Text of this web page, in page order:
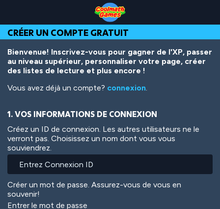
Top
of
Page
Navigation
Main
Content
Footer
contenu
principal
CRÉER UN COMPTE GRATUIT
Bienvenue! Inscrivez-vous pour gagner de l'XP, passer
au niveau supérieur, personnaliser votre page, créer
des listes de lecture et plus encore !
Vous avez déjà un compte? connexion.
1. VOS INFORMATIONS DE CONNEXION
Créez un ID de connexion. Les autres utilisateurs ne le
verront pas. Choisissez un nom dont vous vous
souviendrez.
Créer un mot de passe. Assurez-vous de vous en
souvenir!
Entrer le mot de passe